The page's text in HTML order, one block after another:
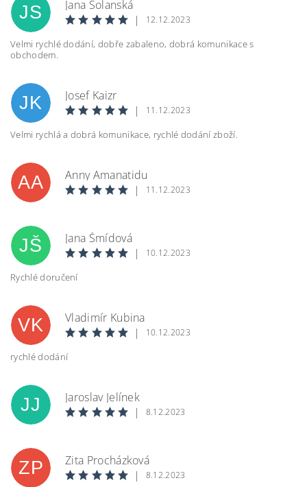
JS
Jana Solanská
|
12.12.2023
Velmi rychlé dodání, dobře zabaleno, dobrá komunikace s
obchodem.
JK
Josef Kaizr
|
11.12.2023
Velmi rychlá a dobrá komunikace, rychlé dodání zboží.
AA
Anny Amanatidu
|
11.12.2023
JŠ
Jana Šmídová
|
10.12.2023
Rychlé doručení
VK
Vladimír Kubina
|
10.12.2023
rychlé dodání
JJ
Jaroslav Jelínek
|
8.12.2023
ZP
Zita Procházková
|
8.12.2023